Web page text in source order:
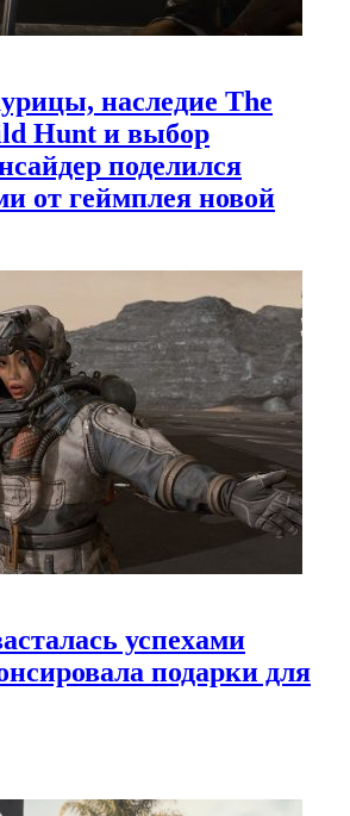
наследие The
Hunt и выбор
поделился
от геймплея новой
успехами
подарки для